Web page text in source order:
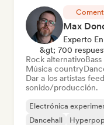
Max
Experto
&gt; 700
Rock alternativo
Música country
Dar a los artistas
sonido/producción.
Electrónica
Dancehall
Hyperpop